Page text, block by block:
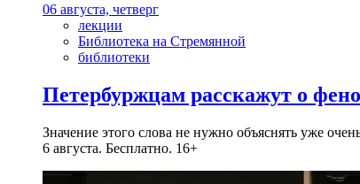
06 августа, четверг
лекции
Библиотека на Стремянной
библиотеки
Петербуржцам расскажут о
Значение этого слова не нужно объяснять уже
6 августа. Бесплатно. 16+